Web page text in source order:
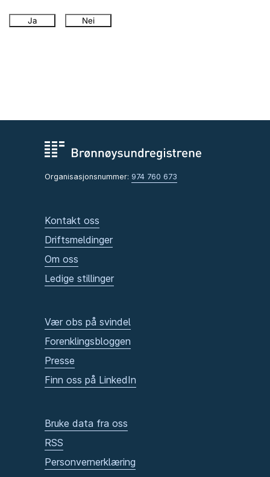
Ja Nei
Organisasjonsnummer: 974 760 673
Kontakt oss
Driftsmeldinger
Om oss
Ledige stillinger
Vær obs på svindel
Forenklingsbloggen
Presse
Finn oss på LinkedIn
Bruke data fra oss
RSS
Personvernerklæring